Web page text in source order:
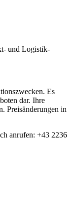
und Logistik-
Es
dar. Ihre
Preisänderungen in
anrufen: +43 2236